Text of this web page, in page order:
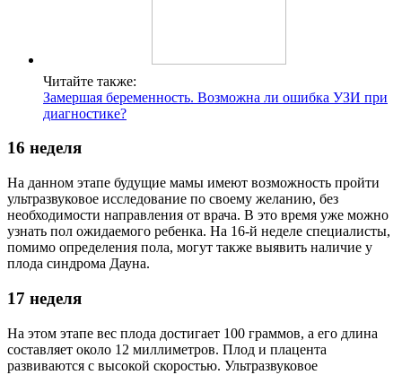
Читайте также:
Замершая беременность. Возможна ли ошибка УЗИ при
диагностике?
16 неделя
На данном этапе будущие мамы имеют возможность пройти
ультразвуковое исследование по своему желанию, без
необходимости направления от врача. В это время уже можно
узнать пол ожидаемого ребенка. На 16-й неделе специалисты,
помимо определения пола, могут также выявить наличие у
плода синдрома Дауна.
17 неделя
На этом этапе вес плода достигает 100 граммов, а его длина
составляет около 12 миллиметров. Плод и плацента
развиваются с высокой скоростью. Ультразвуковое